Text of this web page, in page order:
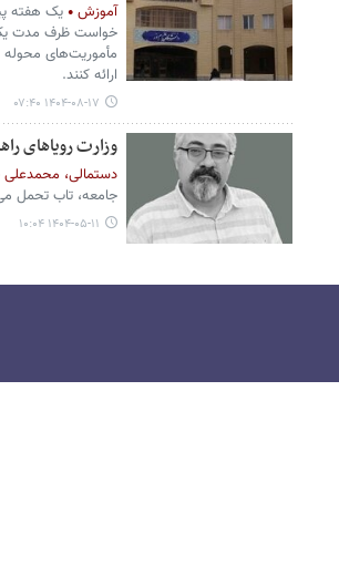
آموزش
یک هفته
خواست ظرف مدت
ارائه کنند.
۱۴۰۴-۰۸-۱۷ ۰۷:۴۰
وزارت رویاهای
دستمالی، محمدعلی
جامعه، تاب تحمل
۱۴۰۴-۰۵-۱۱ ۱۰:۰۴